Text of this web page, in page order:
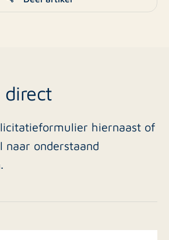
direct
hiernaast of
naar onderstaand